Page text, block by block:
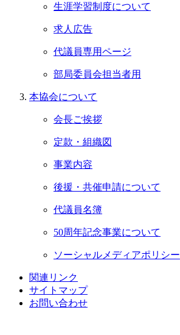
生涯学習制度について
求人広告
代議員専用ページ
部局委員会担当者用
本協会について
会長ご挨拶
定款・組織図
事業内容
後援・共催申請について
代議員名簿
50周年記念事業について
ソーシャルメディアポリシー
関連リンク
サイトマップ
お問い合わせ